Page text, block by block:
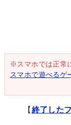
※スマホでは正常
スマホで遊べるゲ
【 終了した